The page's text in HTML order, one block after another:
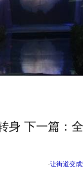
身 下一篇：
·让街道变